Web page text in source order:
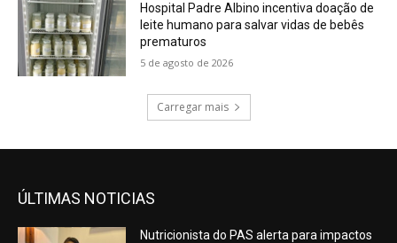
Hospital Padre Albino incentiva doação de
leite humano para salvar vidas de bebês
prematuros
5 de agosto de 2026
Carregar mais
ÚLTIMAS NOTICIAS
Nutricionista do PAS alerta para impactos